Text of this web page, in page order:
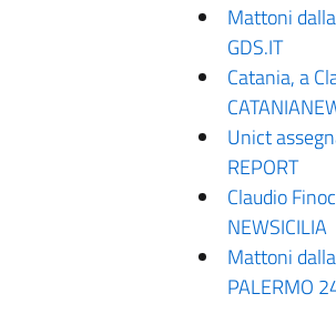
Mattoni
GDS.IT
Catania, a
Unict
REPORT
Claudio
NEWSICILIA
Mattoni
PALERMO